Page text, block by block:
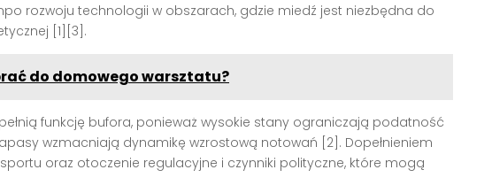
rozwoju technologii w obszarach, gdzie miedź jest niezbędna do
[1][3].
do domowego warsztatu?
funkcję bufora, ponieważ wysokie stany ograniczają podatność
wzmacniają dynamikę wzrostową notowań [2]. Dopełnieniem
oraz otoczenie regulacyjne i czynniki polityczne, które mogą